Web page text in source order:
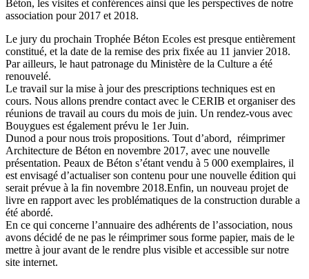
Béton, les visites et conférences ainsi que les perspectives de notre
association pour 2017 et 2018.
Le jury du prochain Trophée Béton Ecoles est presque entièrement
constitué, et la date de la remise des prix fixée au 11 janvier 2018.
Par ailleurs, le haut patronage du Ministère de la Culture a été
renouvelé.
Le travail sur la mise à jour des prescriptions techniques est en
cours. Nous allons prendre contact avec le CERIB et organiser des
réunions de travail au cours du mois de juin. Un rendez-vous avec
Bouygues est également prévu le 1er Juin.
Dunod a pour nous trois propositions. Tout d’abord, réimprimer
Architecture de Béton en novembre 2017, avec une nouvelle
présentation. Peaux de Béton s’étant vendu à 5 000 exemplaires, il
est envisagé d’actualiser son contenu pour une nouvelle édition qui
serait prévue à la fin novembre 2018.Enfin, un nouveau projet de
livre en rapport avec les problématiques de la construction durable a
été abordé.
En ce qui concerne l’annuaire des adhérents de l’association, nous
avons décidé de ne pas le réimprimer sous forme papier, mais de le
mettre à jour avant de le rendre plus visible et accessible sur notre
site internet.